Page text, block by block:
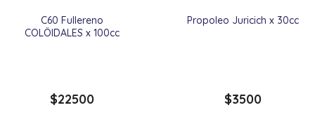
C60 Fullereno
COLÖIDALES x 100cc
$22500
Propoleo Juricich x 30cc
$3500